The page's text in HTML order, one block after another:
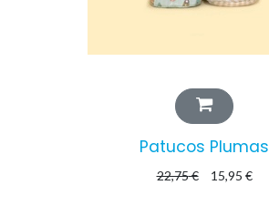
Patucos Plumas
22,75€ 15,95 €